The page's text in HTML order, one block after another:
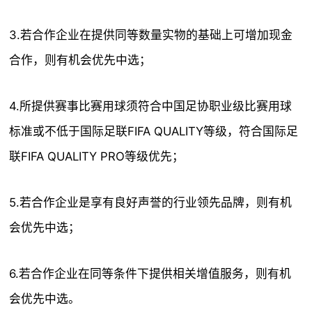
3.若合作企业在提供同等数量实物的基础上可增加现金
合作，则有机会优先中选；
4.所提供赛事比赛用球须符合中国足协职业级比赛用球
标准或不低于国际足联FIFA QUALITY等级，符合国际足
联FIFA QUALITY PRO等级优先；
5.若合作企业是享有良好声誉的行业领先品牌，则有机
会优先中选；
6.若合作企业在同等条件下提供相关增值服务，则有机
会优先中选。